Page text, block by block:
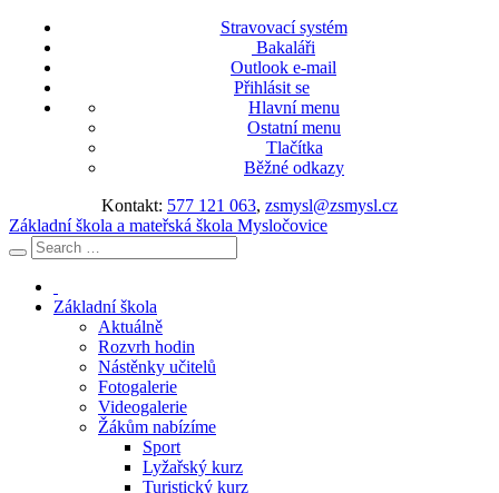
Stravovací systém
Bakaláři
Outlook e-mail
Přihlásit se
Hlavní menu
Ostatní menu
Tlačítka
Běžné odkazy
Kontakt: 577 121 063, zsmysl@zsmysl.cz
Základní škola a mateřská škola Mysločovice
Základní škola
Aktuálně
Rozvrh hodin
Nástěnky učitelů
Fotogalerie
Videogalerie
Žákům nabízíme
Sport
Lyžařský kurz
Turistický kurz